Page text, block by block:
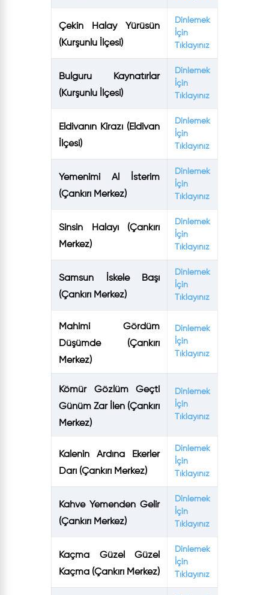
Çekin Halay Yürüsün
(Kurşunlu İlçesi)
Dinlemek
İçin
Tıklayınız
Bulguru Kaynatırlar
(Kurşunlu İlçesi)
Dinlemek
İçin
Tıklayınız
Eldivanın Kirazı (Eldivan
İlçesi)
Dinlemek
İçin
Tıklayınız
Yemenimi Al İsterim
(Çankırı Merkez)
Dinlemek
İçin
Tıklayınız
Sinsin Halayı (Çankırı
Merkez)
Dinlemek
İçin
Tıklayınız
Samsun İskele Başı
(Çankırı Merkez)
Dinlemek
İçin
Tıklayınız
Mahimi Gördüm
Düşümde (Çankırı
Merkez)
Dinlemek
İçin
Tıklayınız
Kömür Gözlüm Geçti
Günüm Zar İlen (Çankırı
Merkez)
Dinlemek
İçin
Tıklayınız
Kalenin Ardına Ekerler
Darı (Çankırı Merkez)
Dinlemek
İçin
Tıklayınız
Kahve Yemenden Gelir
(Çankırı Merkez)
Dinlemek
İçin
Tıklayınız
Kaçma Güzel Güzel
Kaçma (Çankırı Merkez)
Dinlemek
İçin
Tıklayınız